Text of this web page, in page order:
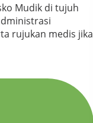
Mudik di tujuh
rujukan medis jika